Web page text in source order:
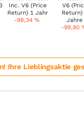
-98,34%
-99,80
Ihre Lieblingsaktie